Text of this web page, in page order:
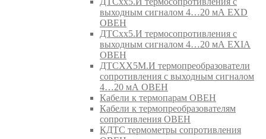
выходным сигналом 4…20 мА EXD
ОВЕН
ДТСхх5.И термосопротивления с
выходным сигналом 4…20 мА EXIA
ОВЕН
ДТСХХ5М.И термопреобразователи
сопротивления с выходным сигналом
4…20 мА ОВЕН
Кабели к термопарам ОВЕН
Кабели к термопреобразователям
сопротивления ОВЕН
КДТС термометры сопротивления